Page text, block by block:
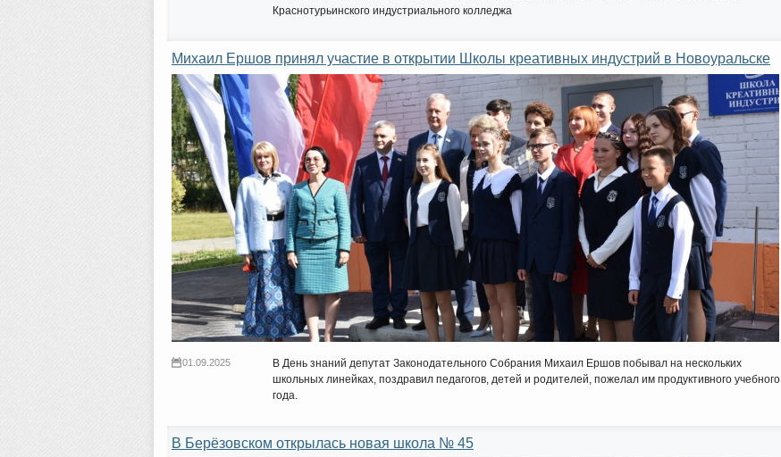
Краснотурьинского индустриального колледжа
Михаил Ершов принял участие в открытии Школы креативных индустрий в Новоуральске
01.09.2025
В День знаний депутат Законодательного Собрания Михаил Ершов побывал на нескольких
школьных линейках, поздравил педагогов, детей и родителей, пожелал им продуктивного учебного
года.
В Берёзовском открылась новая школа № 45